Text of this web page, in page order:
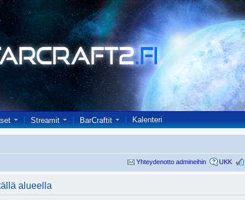
Streamit BarCraftit Kalenteri
Yhteydenotto admineihin UKK
alueella